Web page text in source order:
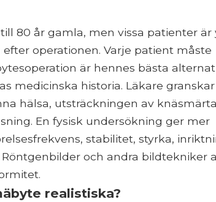
80 år gamla, men vissa patienter är
operationen. Varje patient måste
är hennes bästa
medicinska historia. Läkare granskar
hälsa, utsträckningen av
En fysisk undersökning ger mer
stabilitet, styrka,
och andra bildtekniker
realistiska?